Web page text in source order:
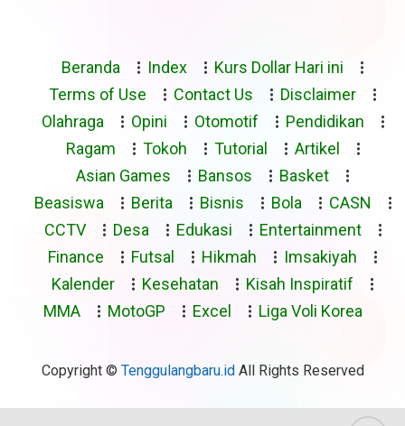
Beranda Index
Kurs Dollar Hari ini
Terms of Use
Contact Us
Disclaimer
Olahraga
Opini Otomotif
Pendidikan
Ragam
Tokoh Tutorial
Artikel
Asian Games
Bansos
Basket
Beasiswa
Berita Bisnis Bola
CASN
CCTV
Desa Edukasi
Entertainment
Finance
Futsal Hikmah
Imsakiyah
Kalender
Kesehatan
Kisah Inspiratif
MMA
MotoGP Excel Liga Voli Korea
Copyright © Tenggulangbaru.idAll Rights Reserved